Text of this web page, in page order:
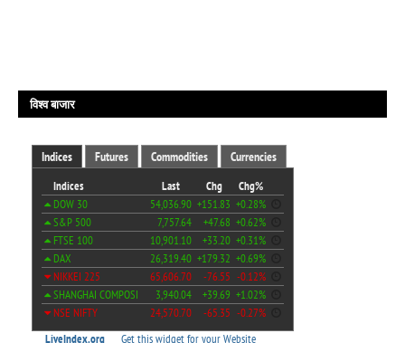
विश्व बाजार